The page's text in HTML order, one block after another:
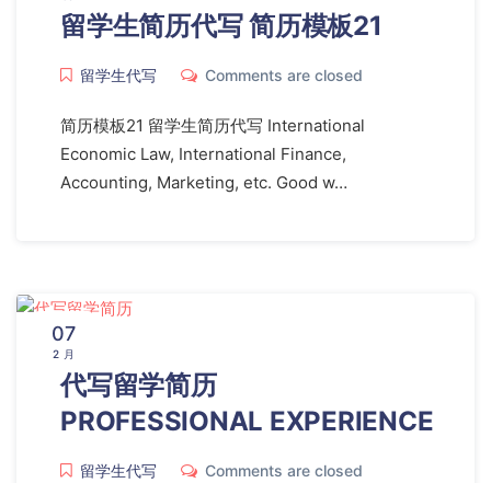
留学生简历代写 简历模板21
留学生代写 Comments are closed
简历模板21 留学生简历代写 International
Economic Law, International Finance,
Accounting, Marketing, etc. Good w…
07
2 月
代写留学简历
PROFESSIONAL EXPERIENCE
留学生代写 Comments are closed